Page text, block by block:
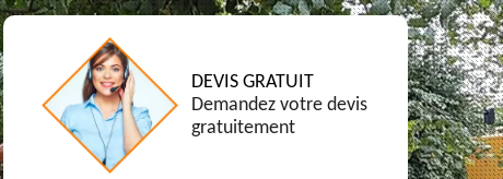
DEVIS GRATUIT
Demandez votre devis
gratuitement